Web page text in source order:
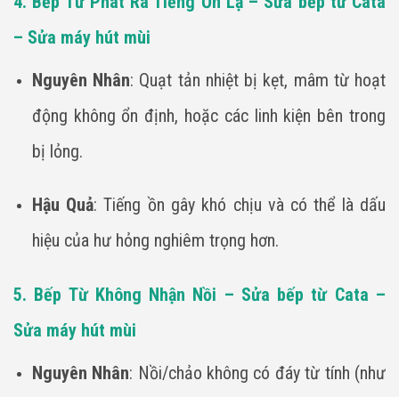
– Sửa máy hút mùi
Nguyên Nhân: Quạt tản nhiệt bị kẹt, mâm từ hoạt
động không ổn định, hoặc các linh kiện bên trong
bị lỏng.
Hậu Quả: Tiếng ồn gây khó chịu và có thể là dấu
hiệu của hư hỏng nghiêm trọng hơn.
5. Bếp Từ Không Nhận Nồi – Sửa bếp từ Cata –
Sửa máy hút mùi
Nguyên Nhân: Nồi/chảo không có đáy từ tính (như